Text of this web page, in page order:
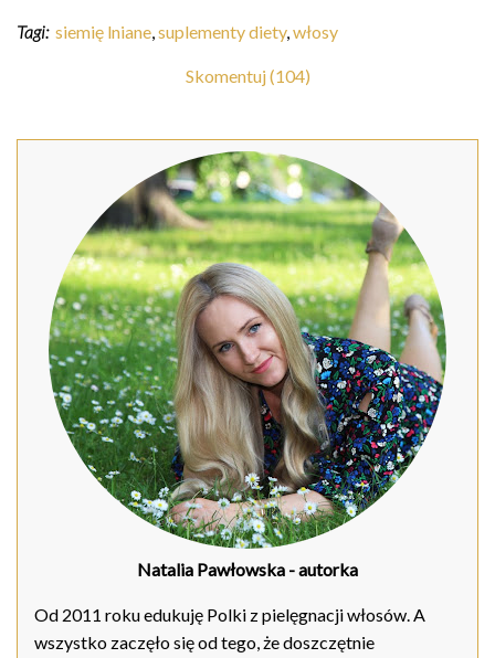
Tagi: siemię lniane,suplementy diety,włosy
Skomentuj (104)
Natalia Pawłowska - autorka
Od 2011 roku edukuję Polki z pielęgnacji włosów. A
wszystko zaczęło się od tego, że doszczętnie